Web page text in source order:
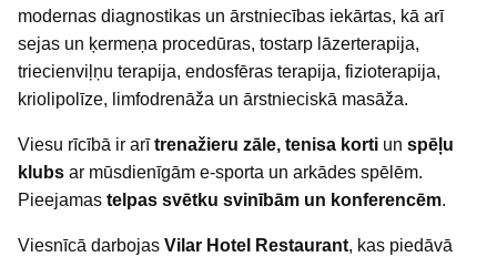
modernas diagnostikas un ārstniecības iekārtas, kā arī
sejas un ķermeņa procedūras, tostarp lāzerterapija,
triecienviļņu terapija, endosfēras terapija, fizioterapija,
kriolipolīze, limfodrenāža un ārstnieciskā masāža.
Viesu rīcībā ir arītrenažieru zāle, tenisa korti un spēļu
klubs ar mūsdienīgām e-sporta un arkādes spēlēm.
Pieejamas telpas svētku svinībām un konferencēm.
Viesnīcā darbojas Vilar Hotel Restaurant, kas piedāvā